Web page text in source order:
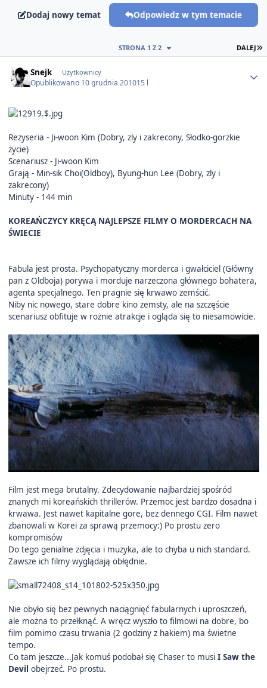
Dodaj nowy temat Odpowiedz w tym temacie
DALEJ
STRONA 1 Z 2
Snejk Użytkownicy
Opublikowano 10 grudnia 201015 l
Rezyseria - Ji-woon Kim (Dobry, zly i zakrecony, Słodko-gorzkie
życie)
Scenariusz - Ji-woon Kim
Grają - Min-sik Choi(Oldboy), Byung-hun Lee (Dobry, zly i
zakrecony)
Minuty - 144 min
KOREAŃCZYCY KRĘCĄ NAJLEPSZE FILMY O MORDERCACH NA
ŚWIECIE
Fabula jest prosta. Psychopatyczny morderca i gwałciciel (Główny
pan z Oldboja) porywa i morduje narzeczona głównego bohatera,
agenta specjalnego. Ten pragnie się krwawo zemścić.
Niby nic nowego, stare dobre kino zemsty, ale na szczęście
scenariusz obfituje w rożnie atrakcje i ogląda się to niesamowicie.
Film jest mega brutalny. Zdecydowanie najbardziej spośród
znanych mi koreańskich thrillerów. Przemoc jest bardzo dosadna i
krwawa. Jest nawet kapitalne gore, bez dennego CGI. Film nawet
zbanowali w Korei za sprawą przemocy:) Po prostu zero
kompromisów
Do tego genialne zdjęcia i muzyka, ale to chyba u nich standard.
Zawsze ich filmy wyglądają obłędnie.
Nie obyło się bez pewnych naciągnięć fabularnych i uproszczeń,
ale można to przełknąć. A wręcz wyszło to filmowi na dobre, bo
film pomimo czasu trwania (2 godziny z hakiem) ma świetne
tempo.
Co tam jeszcze...Jak komuś podobał się Chaser to musi I Saw the
Devil obejrzeć. Po prostu.